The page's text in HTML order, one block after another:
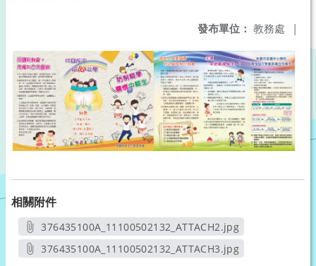
發布單位： 教務處 |
相關附件
376435100A_11100502132_ATTACH2.jpg
另開新視窗
376435100A_11100502132_ATTACH3.jpg